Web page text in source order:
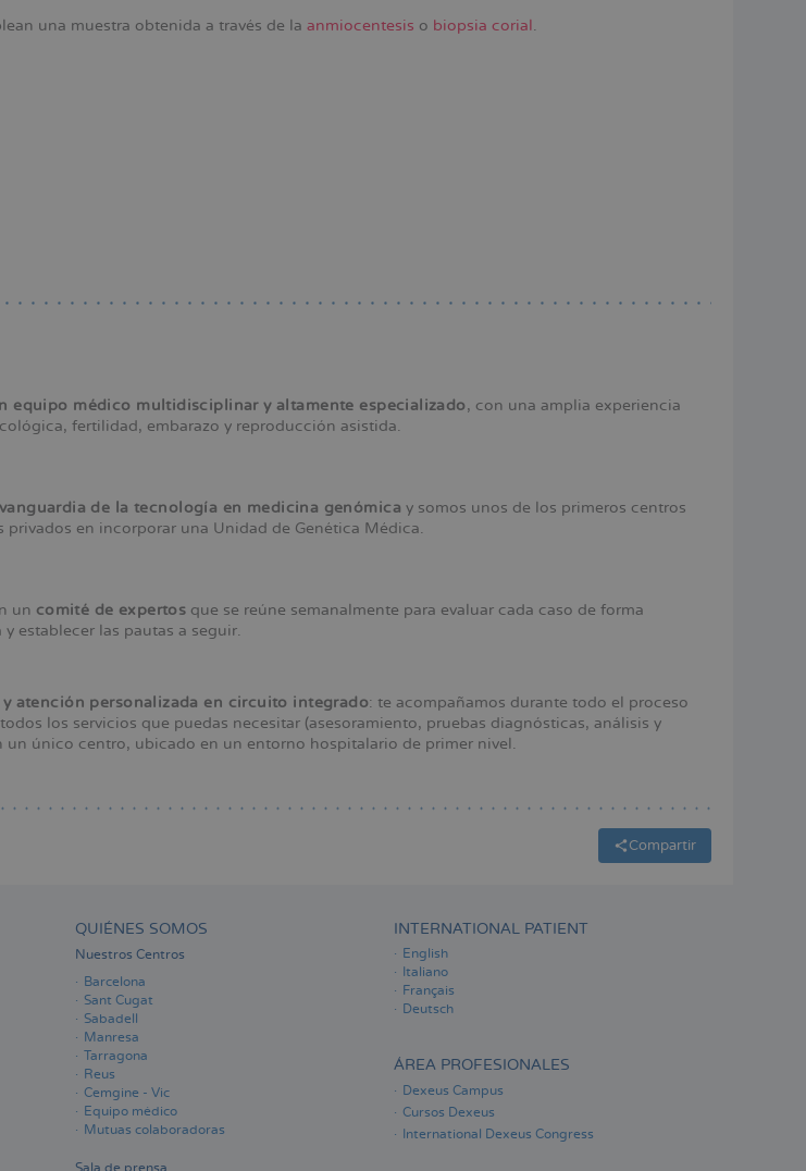
una muestra obtenida a través de la anmiocentesis o biopsia corial.
equipo médico multidisciplinar y altamente especializado, con una amplia experiencia
fertilidad, embarazo y reproducción asistida.
de la tecnología en medicina genómica y somos unos de los primeros centros
privados en incorporar una Unidad de Genética Médica.
un comité de expertos que se reúne semanalmente para evaluar cada caso de forma
y establecer las pautas a seguir.
atención personalizada en circuito integrado: te acompañamos durante todo el proceso
los servicios que puedas necesitar (asesoramiento, pruebas diagnósticas, análisis y
un único centro, ubicado en un entorno hospitalario de primer nivel.
Compartir
QUIÉNES SOMOS
Nuestros Centros
Barcelona
Sant Cugat
Sabadell
Manresa
Tarragona
Reus
Cemgine - Vic
Equipo médico
Mutuas colaboradoras
INTERNATIONAL PATIENT
English
Italiano
Français
Deutsch
ÁREA PROFESIONALES
Dexeus Campus
Cursos Dexeus
International Dexeus Congress